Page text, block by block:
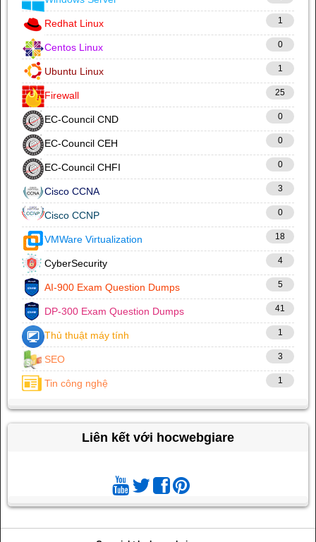
Redhat Linux 1
Centos Linux 0
Ubuntu Linux 1
Firewall 25
EC-Council CND 0
EC-Council CEH 0
EC-Council CHFI 0
Cisco CCNA 3
Cisco CCNP 0
VMWare Virtualization 18
CyberSecurity 4
AI-900 Exam Question Dumps 5
DP-300 Exam Question Dumps 41
Thủ thuật máy tính 1
SEO 3
Tin công nghệ 1
Liên kết với hocwebgiare